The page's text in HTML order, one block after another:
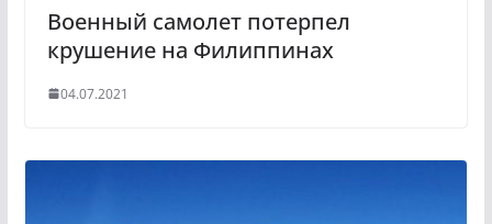
Военный самолет потерпел
крушение на Филиппинах
04.07.2021